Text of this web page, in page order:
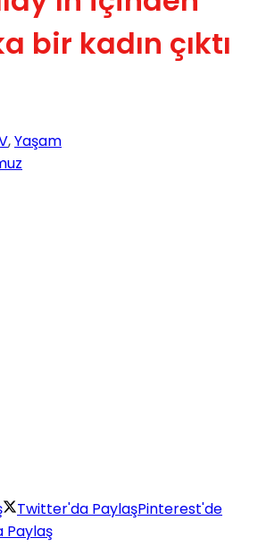
bir kadın çıktı
,Yaşam
Twitter'da PaylaşPinterest'de
Paylaş